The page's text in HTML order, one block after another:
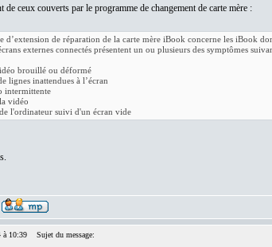
ceux couverts par le programme de changement de carte mère :
d’extension de réparation de la carte mère iBook concerne les iBook
externes connectés présentent un ou plusieurs des symptômes
brouillé ou déformé
lignes inattendues à l’écran
intermittente
vidéo
l'ordinateur suivi d'un écran vide
10:39 Sujet du message: